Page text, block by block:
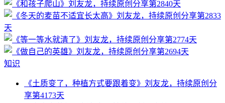
知识
《土质变了，种植方式要跟着变》刘友龙，持续原创分
享第4173天